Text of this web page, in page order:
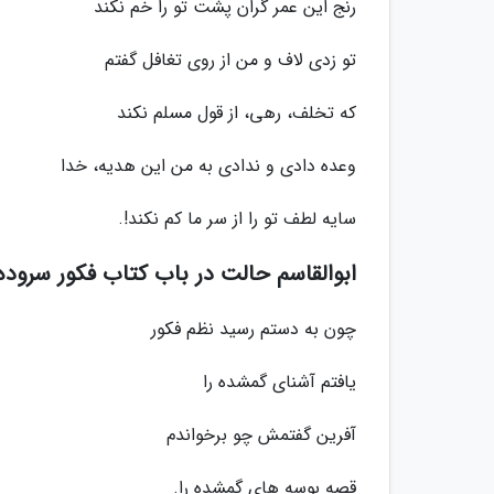
رنج این عمر گران پشت تو را خم نکند
تو زدی لاف و من از روی تغافل گفتم
که تخلف، رهی، از قول مسلم نکند
وعده دادی و ندادی به من این هدیه، خدا
سایه لطف تو را از سر ما کم نکند!.
ابوالقاسم حالت در باب کتاب فکور
چون به دستم رسید نظم فکور
یافتم آشنای گمشده را
آفرین گفتمش چو برخواندم
قصه بوسه های گمشده را.